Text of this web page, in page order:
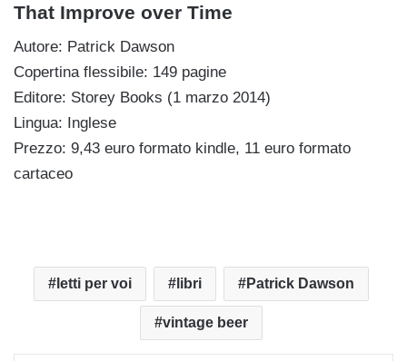
That Improve over Time
Autore: Patrick Dawson
Copertina flessibile: 149 pagine
Editore: Storey Books (1 marzo 2014)
Lingua: Inglese
Prezzo: 9,43 euro formato kindle, 11 euro formato
cartaceo
letti per voi libri Patrick Dawson
vintage beer